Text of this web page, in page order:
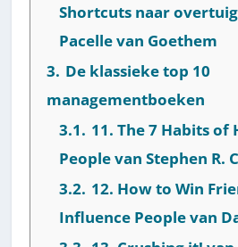
Shortcuts naar
Pacelle van Goethem
3. De klassieke top 10
managementboeken
3.1. 11. The 7 Habits
People van Stephen R.
3.2. 12. How to Win
Influence People van